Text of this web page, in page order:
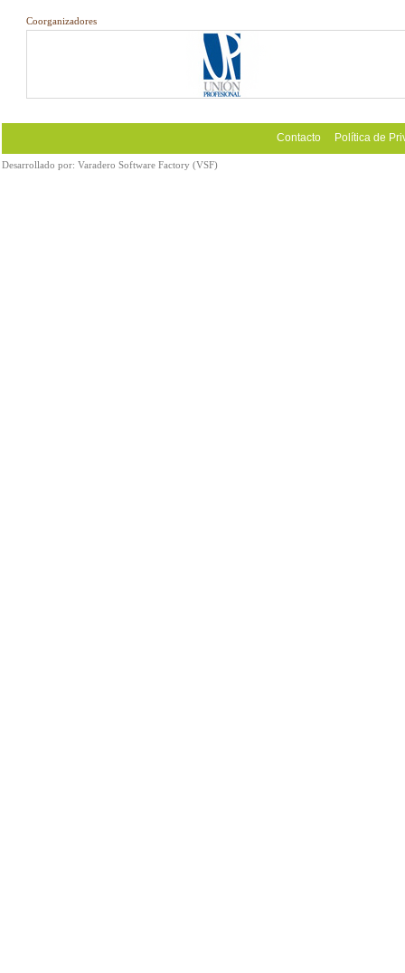
Coorganizadores
Contacto Política de
Desarrollado por: Varadero Software Factory (VSF)